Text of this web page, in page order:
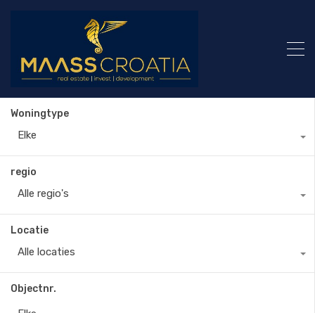
Woningtype
Elke
regio
Alle regio's
Locatie
Alle locaties
Objectnr.